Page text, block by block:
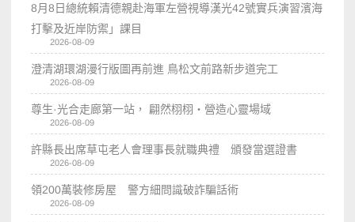
8月8日總統賴清德親赴海軍左營視導漢光42號實兵演習濱海
打擊及近岸防禦」課目
2026-08-09
澄清湖環湖漫行版圖再前進 鳥松文前路新步道完工
2026-08-09
尊生·光合走廊第一站， 翩然栩栩・營造心靈場域
2026-08-09
許縣長出席草屯老人會理事長就職典禮 頒發當選證書
2026-08-09
領200萬裝修房屋 警方細問識破詐騙話術
2026-08-09